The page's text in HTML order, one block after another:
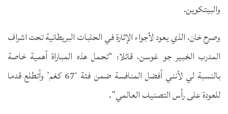
والبيتكوين.
وصرح خان، الذي يعود لأجواء الإثارة في الحلبات البريطانية تحت اشراف
المدرب الخبير جو غوسن، قائلا: “تحمل هذه المباراة أهمية خاصة
بالنسبة لي لأنني أفضل المنافسة ضمن فئة ‘67 كغم’ وأتطلع قدما
للعودة على رأس التصنيف العالمي”.